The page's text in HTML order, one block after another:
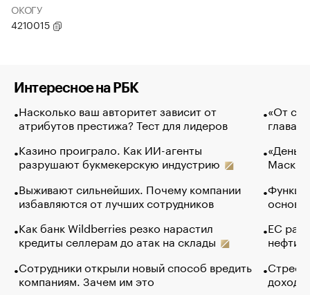
ОКОГУ
4210015
Интересное на РБК
Насколько ваш авторитет зависит от
атрибутов престижа? Тест для лидеров
Казино проиграло. Как ИИ-агенты
разрушают букмекерскую индустрию
Выживают сильнейших. Почему компании
избавляются от лучших сотрудников
Как банк Wildberries резко нарастил
кредиты селлерам до атак на склады
Сотрудники открыли новый способ вредить
компаниям. Зачем им это
«От
глава
Маск в
основ
ЕС
нефти